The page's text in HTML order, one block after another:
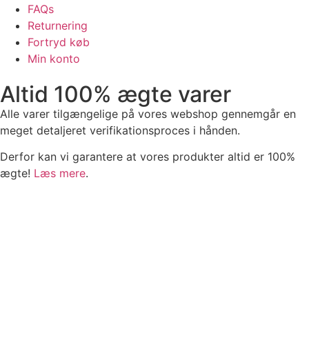
FAQs
Returnering
Fortryd køb
Min konto
Altid 100% ægte varer
Alle varer tilgængelige på vores webshop gennemgår en
meget detaljeret verifikationsproces i hånden.
Derfor kan vi garantere at vores produkter altid er 100%
ægte! Læs mere.